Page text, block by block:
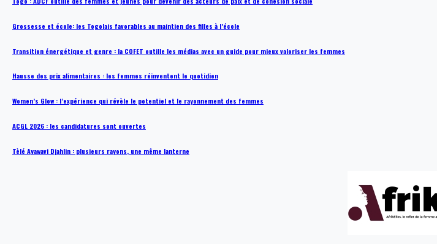
Grossesse et école: les Togolais favorables au maintien des filles à l’école
Transition énergétique et genre : la COFET outille les médias avec un guide pour mieux valoriser les femmes
Hausse des prix alimentaires : les femmes réinventent le quotidien
Women’s Glow : l’expérience qui révèle le potentiel et le rayonnement des femmes
ACGL 2026 : les candidatures sont ouvertes
Tèlé Ayawavi Djahlin : plusieurs rayons, une même lanterne